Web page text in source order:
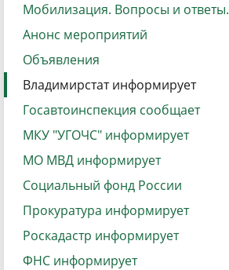
Мобилизация. Вопросы и ответы.
Анонс мероприятий
Объявления
Владимирстат информирует
Госавтоинспекция сообщает
МКУ "УГОЧС" информирует
МО МВД информирует
Социальный фонд России
Прокуратура информирует
Роскадастр информирует
ФНС информирует